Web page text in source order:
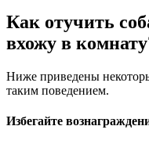
Как отучить
вхожу в
Ниже приведены
таким поведением.
Избегайте